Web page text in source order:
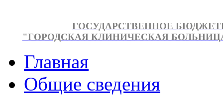
ГОСУДАРСТВЕННОЕ
"ГОРОДСКАЯ КЛИНИЧЕСКАЯ
Главная
Общие сведения